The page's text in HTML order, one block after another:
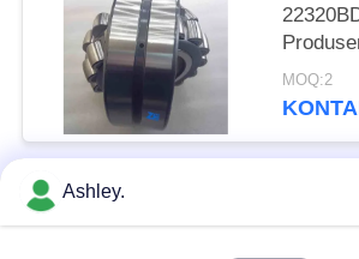
MOQ:2
Bad Request
Ashley.